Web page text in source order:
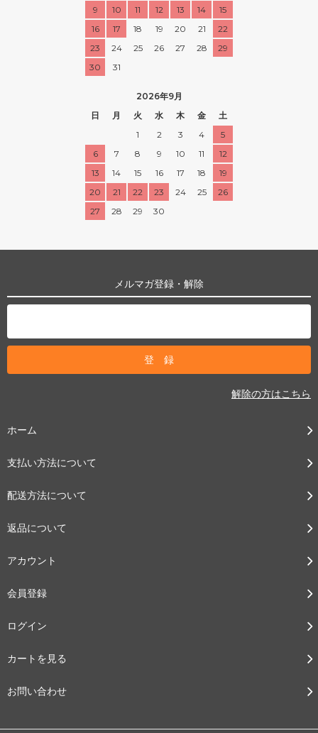
9
10 11 12 13 14
15
16
17 18 19 20 21
22
23
24 25 26 27 28
29
30
31
2026年9月
日
月 火 水 木 金
土
1
2 3 4
5
6
7 8 9 10 11
12
13
14 15 16 17 18
19
20
21 22 23 24 25
26
27
28 29 30
メルマガ登録・解除
解除の方はこちら
ホーム
支払い方法について
配送方法について
返品について
アカウント
会員登録
ログイン
カートを見る
お問い合わせ